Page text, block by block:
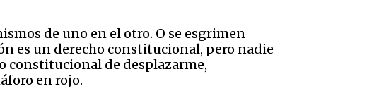
de uno en el otro. O se esgrimen
es un derecho constitucional, pero nadie
constitucional de desplazarme,
en rojo.